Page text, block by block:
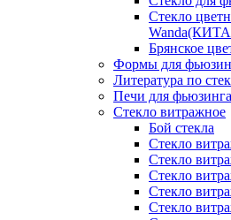
Стекло
Брянское
Формы для
Литература по
Печи для
Стекло витражное
Бой стекла
Стекло
Стекло
Стекло
Стекло
Стекло